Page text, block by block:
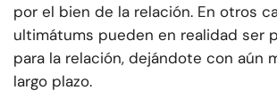
por el bien de la relación. En otros
ultimátums pueden en realidad ser
para la relación, dejándote con aún
largo plazo.